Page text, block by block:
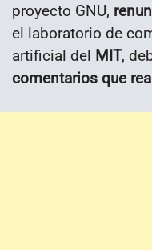
proyecto GNU,
el laboratorio de
artificial del MIT,
comentarios que